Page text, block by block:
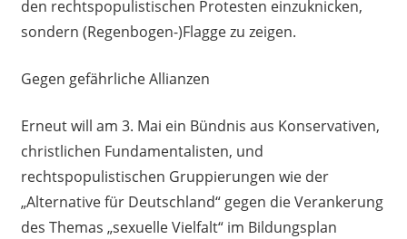
den rechtspopulistischen Protesten einzuknicken,
sondern (Regenbogen-)Flagge zu zeigen.
Gegen gefährliche Allianzen
Erneut will am 3. Mai ein Bündnis aus Konservativen,
christlichen Fundamentalisten, und
rechtspopulistischen Gruppierungen wie der
„Alternative für Deutschland“ gegen die Verankerung
des Themas „sexuelle Vielfalt“ im Bildungsplan